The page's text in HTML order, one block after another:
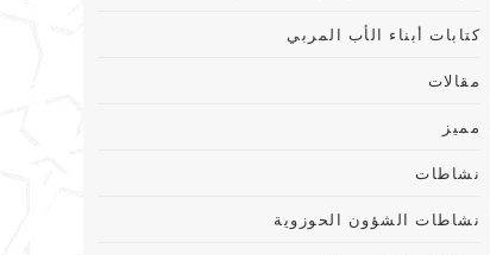
كتابات أبناء الأب المربي
مقالات
مميز
نشاطات
نشاطات الشؤون الحوزوية